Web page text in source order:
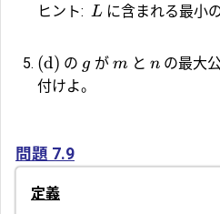
ヒント: L に含まれる最小
(d) の g が mと nの最大
付けよ。
問題 7.9
定義